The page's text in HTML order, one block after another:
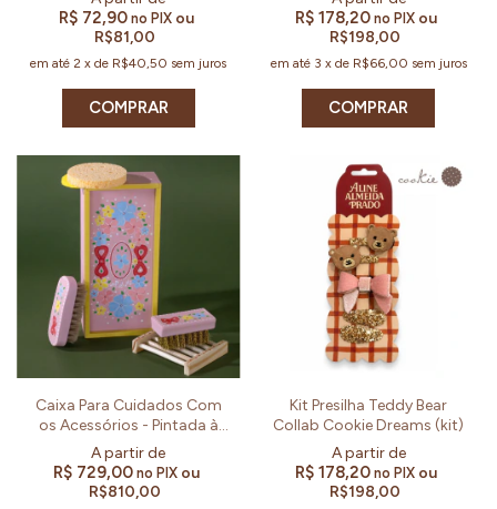
R$ 72,90no PIX ou
R$81,00
em até2 xde R$40,50 sem juros
COMPRAR
R$ 178,20 no PIX ou
R$198,00
em até 3 x de R$66,00 sem juros
COMPRAR
Caixa Para Cuidados Com
os Acessórios - Pintada à
Mão Por Aninha (Un)
R$ 729,00no PIX ou
R$810,00
Kit Presilha Teddy Bear
Collab Cookie Dreams (kit)
R$ 178,20 no PIX ou
R$198,00